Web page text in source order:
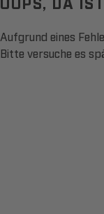
Aufgrund eines
Bitte versuche es